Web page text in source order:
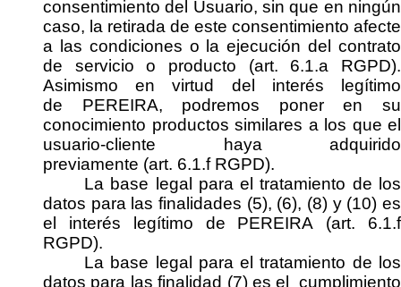
consentimiento del Usuario, sin que en ningún
caso, la retirada de este consentimiento afecte
a las condiciones o la ejecución del contrato
de servicio o producto (art. 6.1.a RGPD).
Asimismo en virtud del interés legítimo
de PEREIRA, podremos
poner en su
conocimiento productos similares a los que el
usuario-cliente haya adquirido
previamente (art. 6.1.f RGPD).
La base legal
para el tratamiento de los
datos para las finalidades (5), (6), (8) y (10)es
el interés legítimo de PEREIRA (art. 6.1.f
RGPD).
La base legal
para el tratamiento de los
datos para las finalidad (7) es el cumplimiento